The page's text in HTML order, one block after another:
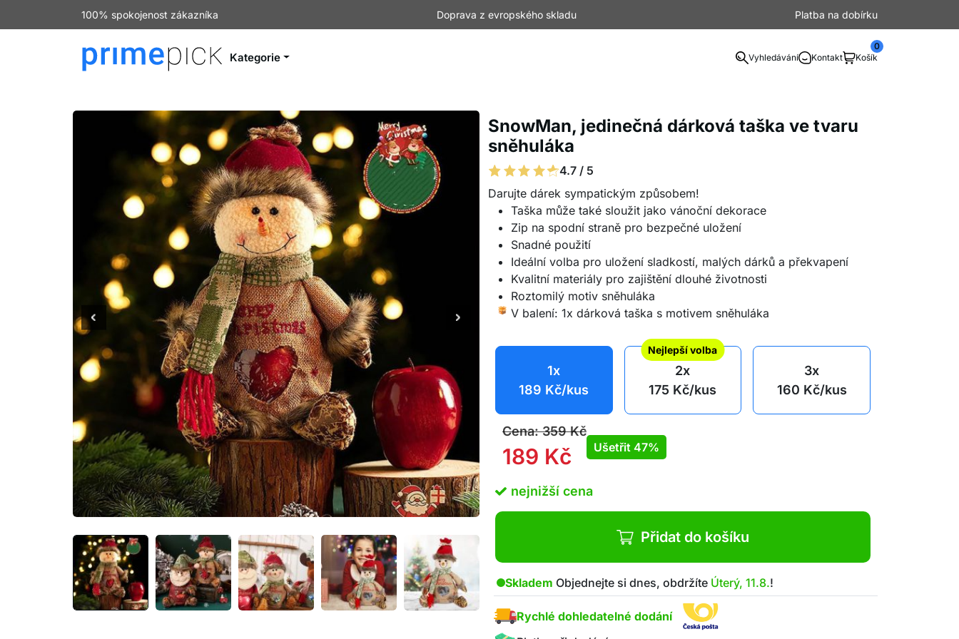
100% spokojenost zákazníka Doprava z evropského skladu Platba na dobírku
Kategorie Vyhledávání Kontakt Košík
0
SnowMan, jedinečná dárková taška ve tvaru
sněhuláka
4.7 / 5
Darujte dárek sympatickým způsobem!
Taška může také sloužit jako vánoční dekorace
Zip na spodní straně pro bezpečné uložení
Snadné použití
Ideální volba pro uložení sladkostí, malých dárků a překvapení
Kvalitní materiály pro zajištění dlouhé životnosti
Roztomilý motiv sněhuláka
V balení: 1x dárková taška s motivem sněhuláka
1x
189 Kč/kus
Nejlepší volba
2x
175 Kč/kus
3x
160 Kč/kus
Cena:359Kč
189 Kč Ušetřit 47%
nejnižší cena
Přidat do košíku
Skladem Objednejte si dnes, obdržíte Úterý, 11.8.!
Rychlé dohledatelné dodání